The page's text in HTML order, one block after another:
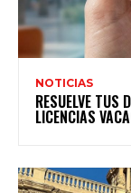
NOTICIAS
RESUELVE TUS
LICENCIAS